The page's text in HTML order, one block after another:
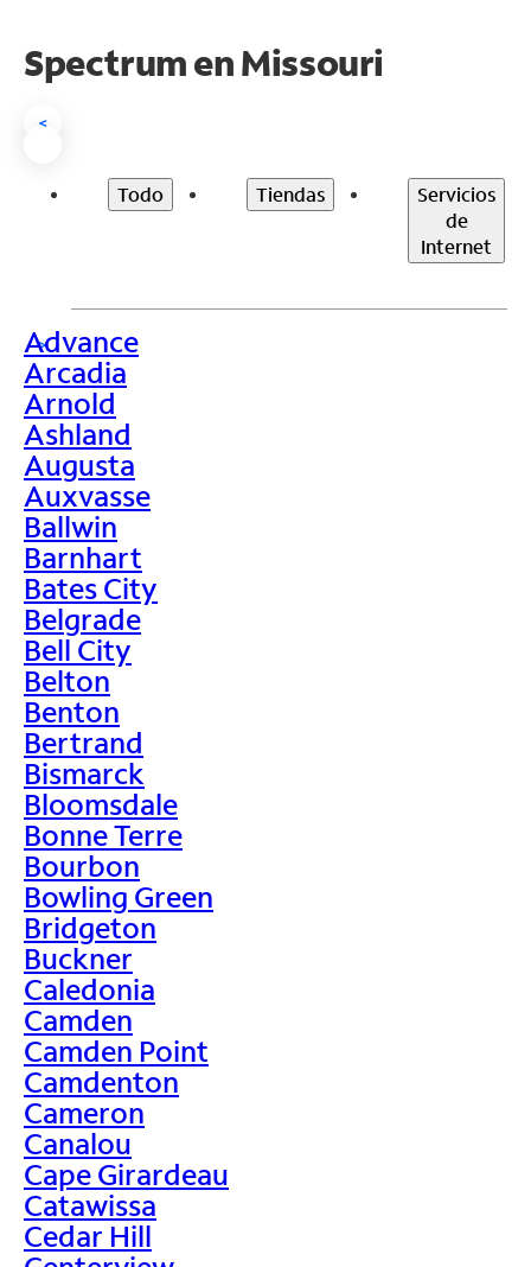
Spectrum enMissouri
<
Todo Tiendas
Servicios
de
Internet
>
Advance
Arcadia
Arnold
Ashland
Augusta
Auxvasse
Ballwin
Barnhart
Bates City
Belgrade
Bell City
Belton
Benton
Bertrand
Bismarck
Bloomsdale
Bonne Terre
Bourbon
Bowling Green
Bridgeton
Buckner
Caledonia
Camden
Camden Point
Camdenton
Cameron
Canalou
Cape Girardeau
Catawissa
Cedar Hill